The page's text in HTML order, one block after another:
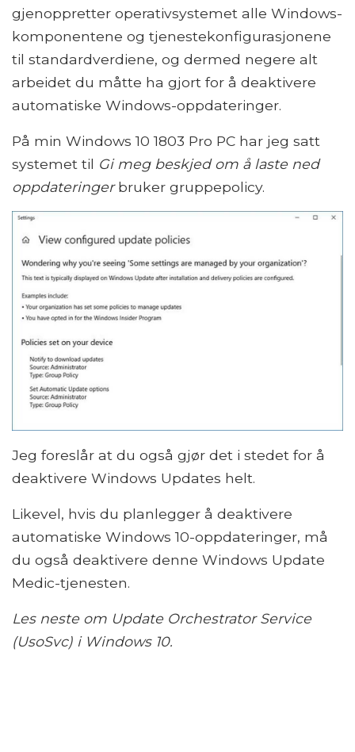
gjenoppretter operativsystemet alle Windows-
komponentene og tjenestekonfigurasjonene
til standardverdiene, og dermed negere alt
arbeidet du måtte ha gjort for å deaktivere
automatiske Windows-oppdateringer.
På min Windows 10 1803 Pro PC har jeg satt
systemet til Gi meg beskjed om å laste ned
oppdateringerbruker gruppepolicy.
Jeg foreslår at du også gjør det i stedet for å
deaktivere Windows Updates helt.
Likevel, hvis du planlegger å deaktivere
automatiske Windows 10-oppdateringer, må
du også deaktivere denne Windows Update
Medic-tjenesten.
Les neste om Update Orchestrator Service
(UsoSvc) i Windows 10.